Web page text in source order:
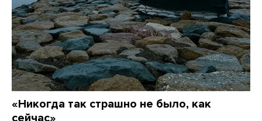
«Никогда так страшно не было, как
сейчас»